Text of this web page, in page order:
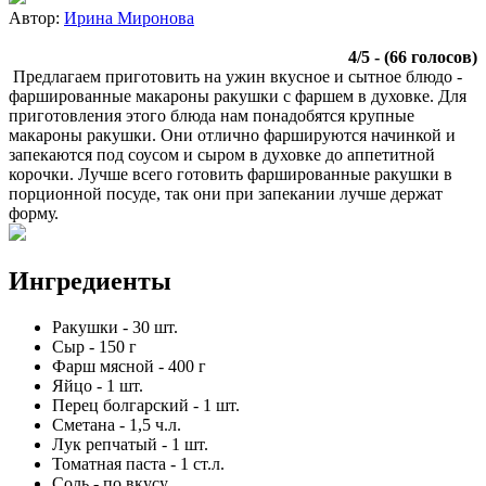
Автор: Ирина Миронова
4/5 - (66 голосов)
Предлагаем приготовить на ужин вкусное и сытное блюдо -
фаршированные макароны ракушки с фаршем в духовке. Для
приготовления этого блюда нам понадобятся крупные
макароны ракушки. Они отлично фаршируются начинкой и
запекаются под соусом и сыром в духовке до аппетитной
корочки. Лучше всего готовить фаршированные ракушки в
порционной посуде, так они при запекании лучше держат
форму.
Ингредиенты
Ракушки - 30 шт.
Сыр - 150 г
Фарш мясной - 400 г
Яйцо - 1 шт.
Перец болгарский - 1 шт.
Сметана - 1,5 ч.л.
Лук репчатый - 1 шт.
Томатная паста - 1 ст.л.